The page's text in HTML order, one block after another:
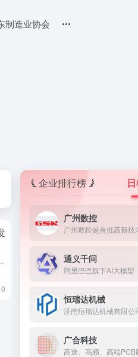
制造业协会
品以及加快培育新业态，推动制造业高质量发展，塑造河南省...
0
企业排行榜
广州数控
通义千问
阿里巴巴旗下AI大模型
恒瑞达机械
广合科技
高速、高频、高端PCB